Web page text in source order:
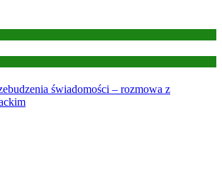
świadomości – rozmowa z